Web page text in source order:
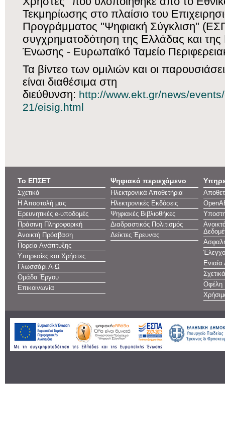
Τεκμηρίωσης στο πλαίσιο του
Προγράμματος "Ψηφιακή Σύγκλιση"
συγχρηματοδότηση της Ελλάδας και
Ένωσης - Ευρωπαϊκό Ταμείο
Τα βίντεο των ομιλιών και οι
είναι διαθέσιμα στη
διεύθυνση: http://www.ekt.gr/news/
21/eisig.html
Το ΕΠΣΕΤ
Σχετικά
Η Αποστολή μας
Ερευνητικές e-υποδομές
Πράσινη Πληροφορική
Ανοικτή Πρόσβαση
Πορεία Ανάπτυξης
Υπηρεσίες και Χρήστες
Γλωσσάρι Α-Ω
Ομάδα Έργου
Επικοινωνία
Ψηφιακό περιεχόμενο
Ηλεκτρονικά Αποθετήρια
Ηλεκτρονικές Εκδόσεις
Ψηφιακές Βιβλιοθήκες
Διαδραστικός Πολιτισμός
Δείκτες Έρευνας
Σχετικά
Οφέλη